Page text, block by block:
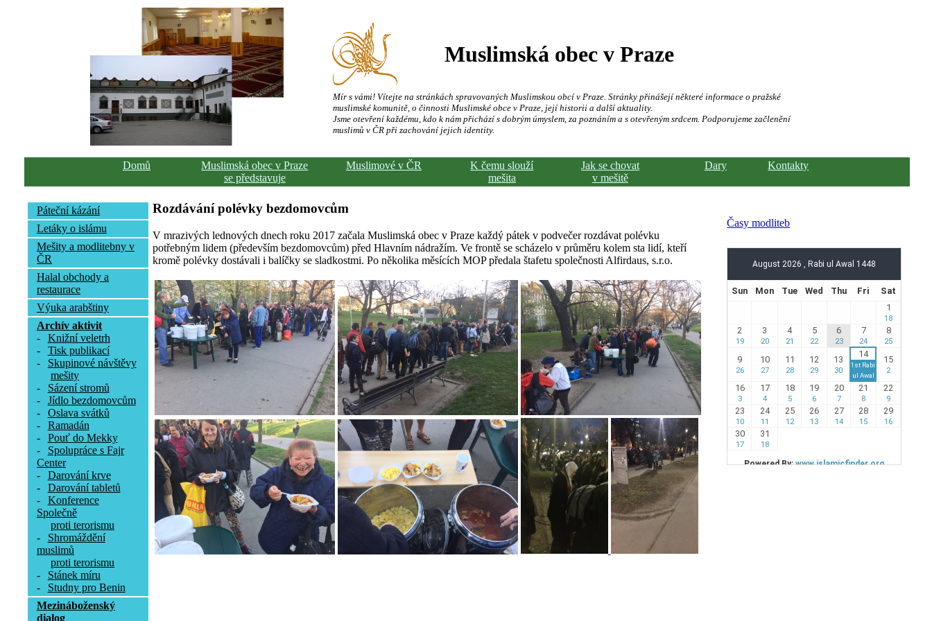
Muslimská obec v Praze
Mír s vámi! Vítejte na stránkách spravovaných Muslimskou obcí v Praze. Stránky přinášejí některé informace o pražské
muslimské komunitě, o činnosti Muslimské obce v Praze, její historii a další aktuality.
Jsme otevření každému, kdo k nám přichází s dobrým úmyslem, za poznáním a s otevřeným srdcem. Podporujeme začlenění
muslimů v ČR při zachování jejich identity.
Domů
Muslimská obec v Praze
se představuje
Muslimové v ČR
K čemu slouží
mešita
Jak se chovat
v mešitě
Dary Kontakty
Páteční kázání
Letáky o islámu
Mešity a modlitebny v
ČR
Halal obchody a
restaurace
Výuka arabštiny
Archív aktivit
-
Knižní veletrh
-
Tisk publikací
-
Skupinové návštěvy
mešity
-
Sázení stromů
-
Jídlo bezdomovcům
-
Oslava svátků
-
Ramadán
-
Pouť do Mekky
-
Spolupráce s Fajr
Center
-
Darování krve
-
Darování tabletů
-
Konference
Společně
proti terorismu
-
Shromáždění
muslimů
proti terorismu
-
Stánek míru
-
Studny pro Benin
Mezináboženský
dialog
Rozdávání polévky bezdomovcům
V mrazivých lednových dnech roku 2017 začala Muslimská obec v Praze každý pátek v podvečer rozdávat polévku
potřebným lidem (především bezdomovcům) před Hlavním nádražím. Ve frontě se scházelo v průměru kolem sta lidí, kteří
kromě polévky dostávali i balíčky se sladkostmi. Po několika měsících MOP předala štafetu společnosti Alfirdaus, s.r.o.
Časy modliteb